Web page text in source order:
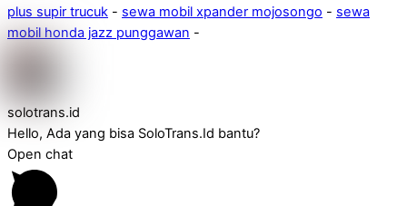
plus supir trucuk - sewa mobil xpander mojosongo - sewa
mobil honda jazz punggawan -
solotrans.id
Hello, Ada yang bisa SoloTrans.Id bantu?
Open chat